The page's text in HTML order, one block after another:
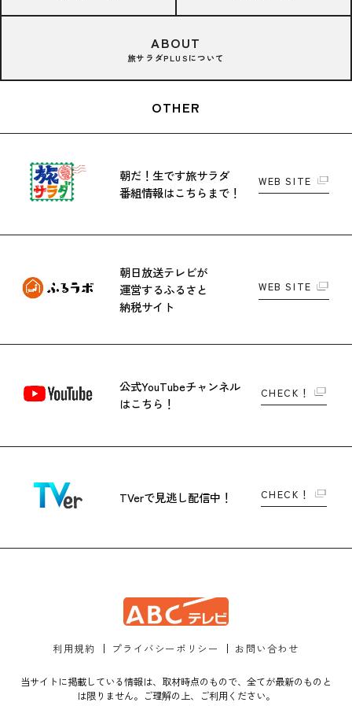
ABOUT
旅サラダPLUSについて
OTHER
朝だ！生です旅サラダ
番組情報はこちらまで！
WEB SITE
朝日放送テレビが
運営するふるさと
納税サイト
WEB SITE
公式YouTubeチャンネル
はこちら！
CHECK！
TVerで見逃し配信中！ CHECK！
利用規約 プライバシーポリシー お問い合わせ
当サイトに掲載している情報は、取材時点のもので、全てが最新のものと
は限りません。ご理解の上、ご利用ください。